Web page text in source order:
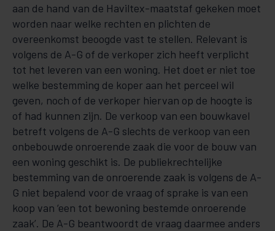
aan de hand van de Haviltex-maatstaf gekeken moet
worden naar welke rechten en plichten de
overeenkomst beoogde vast te stellen. Relevant is
volgens de A-G of de verkoper zich heeft verplicht
tot het leveren van een woning. Het doet er niet toe
welke bestemming de koper aan het perceel wil
geven, noch of de verkoper hiervan op de hoogte is
of had kunnen zijn. De verkoop van een bouwkavel
betreft volgens de A-G slechts de verkoop van een
onbebouwde onroerende zaak die voor de bouw van
een woning geschikt is. De publiekrechtelijke
bestemming van de onroerende zaak is volgens de A-
G niet bepalend voor de vraag of sprake is van een
koop van ‘een tot bewoning bestemde onroerende
zaak’. De A-G beantwoordt de vraag daarmee anders